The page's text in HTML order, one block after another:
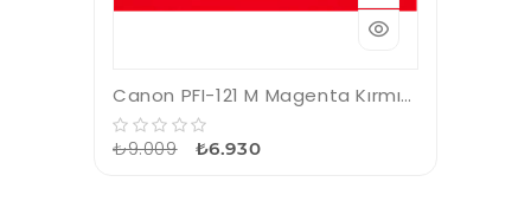
Canon PFI-121 M Magenta Kırmızı Plotter Kartuş
₺9.009 ₺6.930